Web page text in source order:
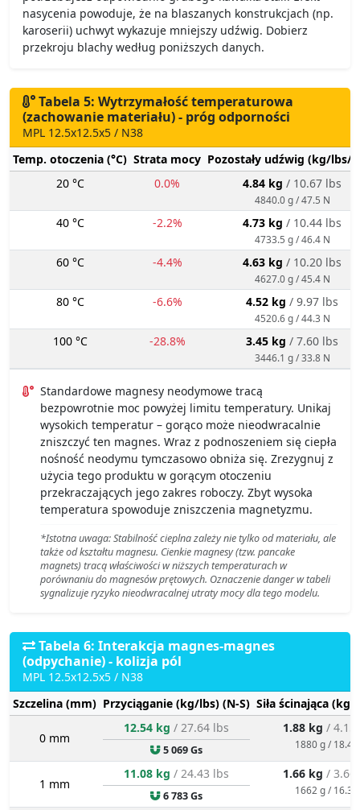
nasycenia powoduje, że na blaszanych konstrukcjach (np.
karoserii) uchwyt wykazuje mniejszy udźwig. Dobierz
przekroju blachy według poniższych danych.
Tabela 5: Wytrzymałość temperaturowa
(zachowanie materiału) - próg odporności
MPL 12.5x12.5x5 / N38
Temp. otoczenia (°C) Strata mocy Pozostały udźwig (kg/lbs/
20 °C
0.0% 4.84 kg / 10.67 lbs
4840.0 g / 47.5 N
40 °C -2.2% 4.73 kg / 10.44 lbs
4733.5 g / 46.4 N
60 °C -4.4% 4.63 kg / 10.20 lbs
4627.0 g / 45.4 N
80 °C -6.6% 4.52 kg / 9.97 lbs
4520.6 g / 44.3 N
100 °C -28.8% 3.45 kg / 7.60 lbs
3446.1 g / 33.8 N
Standardowe magnesy neodymowe tracą
bezpowrotnie moc powyżej limitu temperatury. Unikaj
wysokich temperatur – gorąco może nieodwracalnie
zniszczyć ten magnes. Wraz z podnoszeniem się ciepła
nośność neodymu tymczasowo obniża się. Zrezygnuj z
użycia tego produktu w gorącym otoczeniu
przekraczających jego zakres roboczy. Zbyt wysoka
temperatura spowoduje zniszczenia magnetyzmu.
*Istotna uwaga: Stabilność cieplna zależy nie tylko od materiału, ale
także od kształtu magnesu. Cienkie magnesy (tzw. pancake
magnets) tracą właściwości w niższych temperaturach w
porównaniu do magnesów prętowych. Oznaczenie danger w tabeli
sygnalizuje ryzyko nieodwracalnej utraty mocy dla tego modelu.
Tabela 6: Interakcja magnes-magnes
(odpychanie) - kolizja pól
MPL 12.5x12.5x5 / N38
Szczelina (mm) Przyciąganie (kg/lbs) (N-S) Siła ścinająca
0 mm
12.54 kg / 27.64 lbs
5 069 Gs
1.88 kg / 4.15
1880 g / 18.4
1 mm
11.08 kg / 24.43 lbs
6 783 Gs
1.66 kg / 3.66
1662 g / 16.3